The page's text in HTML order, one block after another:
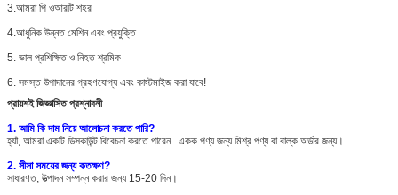
3.আমরা পি ওআরটি শহর
4.আধুনিক উন্নত মেশিন এবং প্রযুক্তি
5. ভাল প্রশিক্ষিত ও নিহত শ্রমিক
6. সমস্ত উপাদানের গ্রহণযোগ্য এবং কাস্টমাইজ করা যাবে!
প্রায়শই জিজ্ঞাসিত প্রশ্নাবলী
1. আমি কি দাম নিয়ে আলোচনা করতে পারি?
হ্যাঁ, আমরা একটি ডিসকাউন্ট বিবেচনা করতে পারেন একক পণ্য জন্য মিশ্র পণ্য বা বাল্ক অর্ডার জন্য।
2. সীসা সময়ের জন্য কতক্ষণ?
সাধারণত, উত্পাদন সম্পন্ন করার জন্য 15-20 দিন।